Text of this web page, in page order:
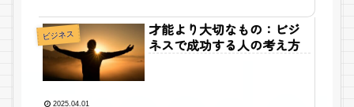
ビジネス
才能より大切なもの：ビジ
ネスで成功する人の考え方
2025.04.01